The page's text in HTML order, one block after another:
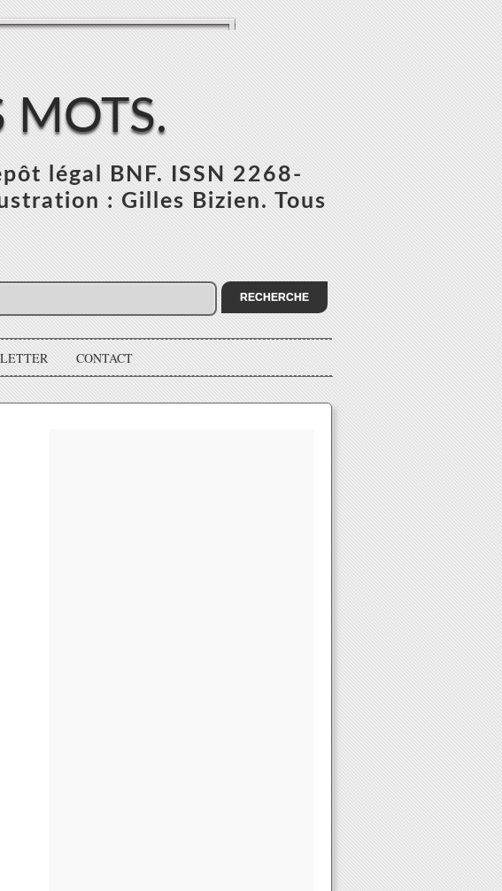
MOTS.
légal BNF. ISSN 2268-
: Gilles Bizien. Tous
CONTACT